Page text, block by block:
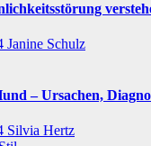
Janine Schulz
– Ursachen,
Silvia Hertz